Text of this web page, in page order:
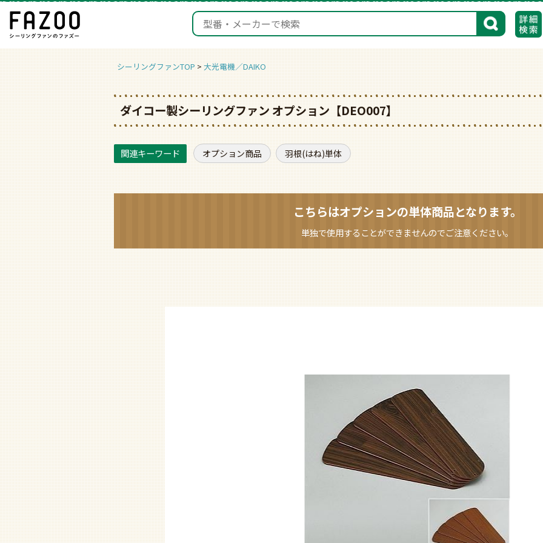
検索
シーリングファンTOP 大光電機／DAIKO
ダイコー製シーリングファン オプション【DEO007】
オプション商品 羽根(はね)単体
こちらはオプションの単体商品となります。
単独で使用することができませんのでご注意ください。